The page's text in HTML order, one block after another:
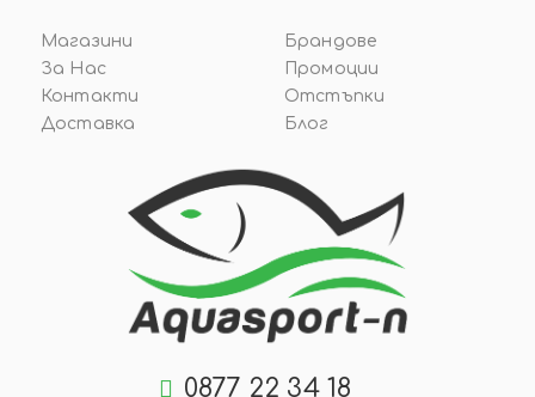
0877 22 34 18
Магазини
За Нас
Контакти
Доставка
Брандове
Промоции
Отстъпки
Блог